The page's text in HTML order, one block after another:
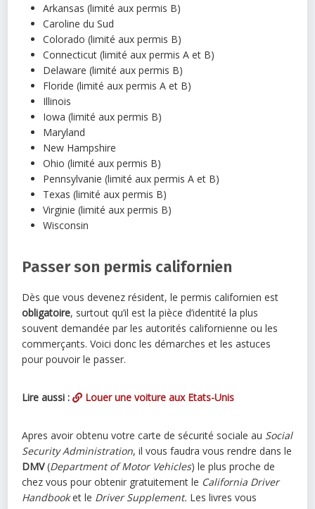
Arkansas (limité aux permis B)
Caroline du Sud
Colorado (limité aux permis B)
Connecticut (limité aux permis A et B)
Delaware (limité aux permis B)
Floride (limité aux permis A et B)
Illinois
Iowa (limité aux permis B)
Maryland
New Hampshire
Ohio (limité aux permis B)
Pennsylvanie (limité aux permis A et B)
Texas (limité aux permis B)
Virginie (limité aux permis B)
Wisconsin
Passer son permis californien
Dès que vous devenez résident, le permis californien est
obligatoire, surtout qu’il est la pièce d’identité la plus
souvent demandée par les autorités californienne ou les
commerçants. Voici donc les démarches et les astuces
pour pouvoir le passer.
Lire aussi : Louer une voiture aux Etats-Unis
Apres avoir obtenu votre carte de sécurité sociale au Social
Security Administration, il vous faudra vous rendre dans le
DMV(Department of Motor Vehicles) le plus proche de
chez vous pour obtenir gratuitement le California Driver
Handbooket le Driver Supplement. Les livres vous